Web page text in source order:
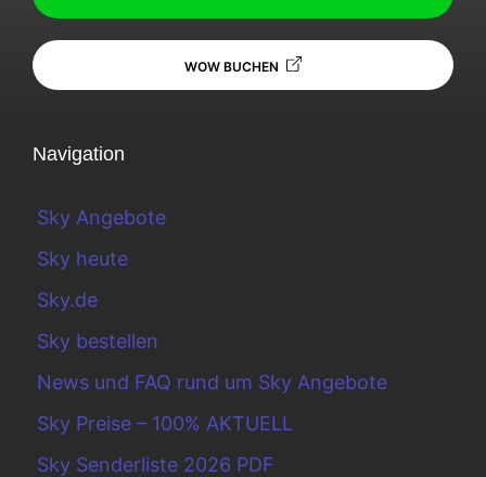
WOW BUCHEN
Navigation
Sky Angebote
Sky heute
Sky.de
Sky bestellen
News und FAQ rund um Sky Angebote
Sky Preise – 100% AKTUELL
Sky Senderliste 2026 PDF